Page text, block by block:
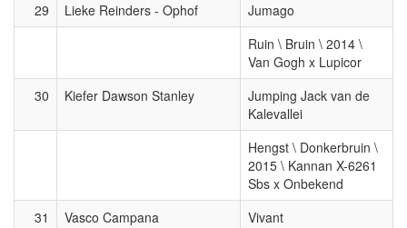
29
Lieke Reinders - Ophof
Jumago
Ruin \ Bruin \ 2014 \
Van Gogh x Lupicor
30
Kiefer Dawson Stanley
Jumping Jack van de
Kalevallei
Hengst \ Donkerbruin \
2015 \ Kannan X-6261
Sbs x Onbekend
31
Vasco Campana
Vivant